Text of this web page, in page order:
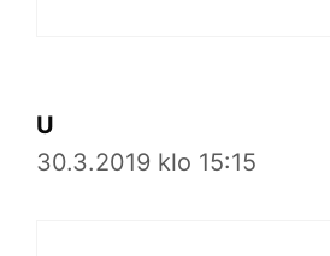
U
30.3.2019 klo 15:15